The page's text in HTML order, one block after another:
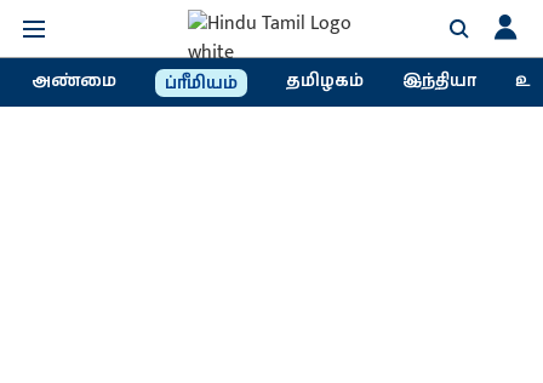
அண்மை ப்ரீமியம் தமிழகம் இந்தியா